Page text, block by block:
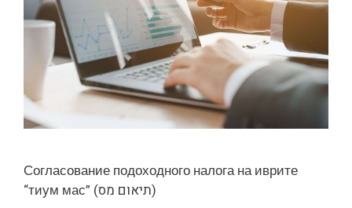
Согласование подоходного налога на иврите
“тиум мас” (תיאום מס)